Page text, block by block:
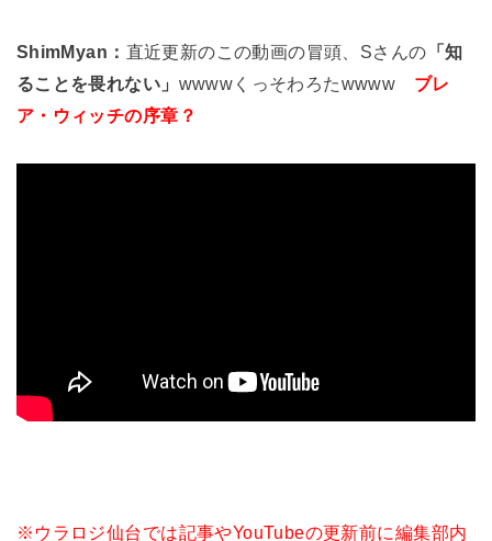
ShimMyan： 直近更新のこの動画の冒頭、Sさんの 「知
ることを畏れない」 wwwwくっそわろたwwww ブレ
ア・ウィッチの序章？
※ウラロジ仙台では記事やYouTubeの更新前に編集部内